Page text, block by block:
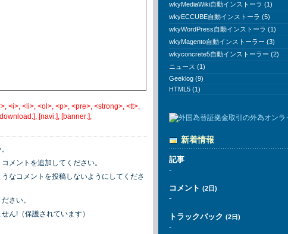
<i>, <li>, <ol>, <p>, <pre>, <strong>, <tt>,
[navi:], [banner:],
メントを追加してください。
なコメントを投稿しないようにしてくださ
さい。
ん!（保護されています）
wkyMediaWiki自動インストーラ (1)
wkyECCUBE自動インストーラ (5)
wkyWordPress自動インストーラ (1)
wkyMagento自動インストーラー (3)
wkyconcrete5自動インストーラー (2)
ニュース (1)
Geeklog (9)
HTML5 (1)
新着情報
記事
-
コメント (2日)
-
トラックバック (2日)
-